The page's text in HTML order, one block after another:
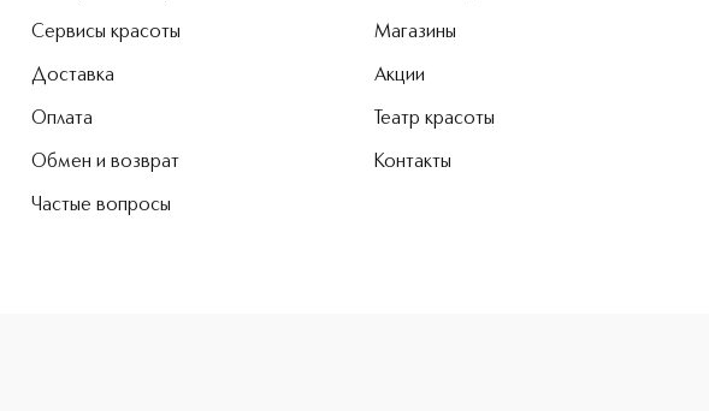
Сервисы красоты
Доставка
Оплата
Обмен и возврат
Частые вопросы
Магазины
Акции
Театр красоты
Контакты